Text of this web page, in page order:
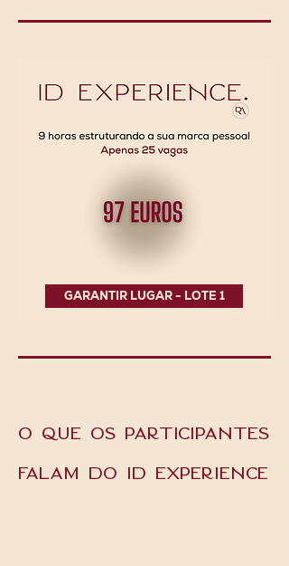
GARANTIR LUGAR - LOTE 1
o que os participantes
falam do ID experience